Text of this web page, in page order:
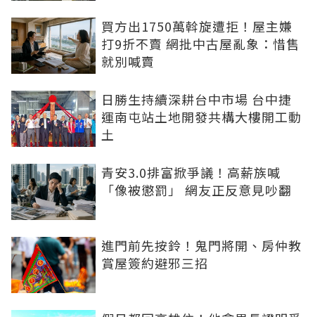
買方出1750萬斡旋遭拒！屋主嫌
打9折不賣 網批中古屋亂象：惜售
就別喊賣
日勝生持續深耕台中市場 台中捷
運南屯站土地開發共構大樓開工動
土
青安3.0排富掀爭議！高薪族喊
「像被懲罰」 網友正反意見吵翻
進門前先按鈴！鬼門將開、房仲教
賞屋簽約避邪三招